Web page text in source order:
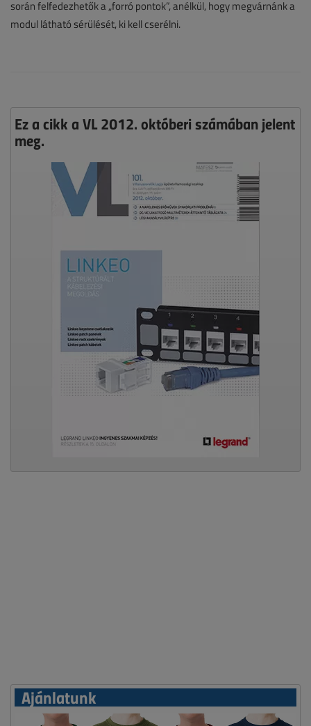
során felfedezhetők a „forró pontok”, anélkül, hogy megvárnánk a
modul látható sérülését, ki kell cserélni.
Ez a cikk a VL 2012. októberi számában jelent
meg.
Ajánlatunk